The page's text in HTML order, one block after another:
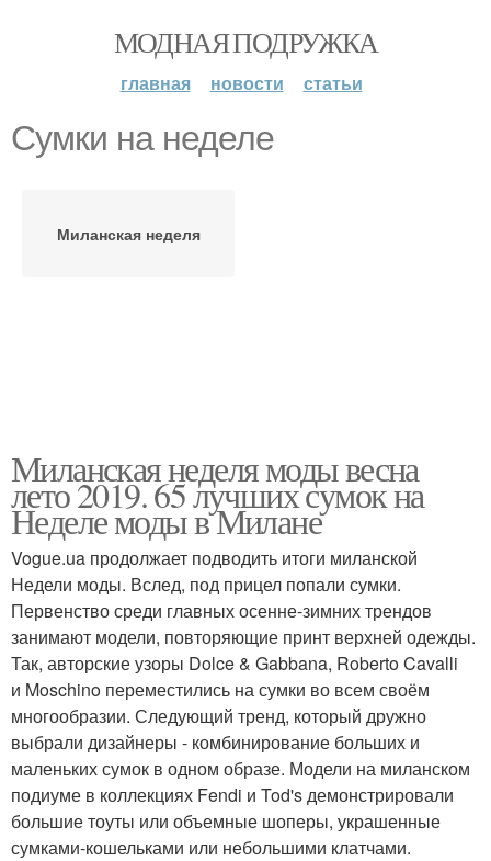
МОДНАЯ ПОДРУЖКА
главная новости статьи
Сумки на неделе
Миланская неделя
Миланская неделя моды весна
лето 2019. 65 лучших сумок на
Неделе моды в Милане
Vogue.ua продолжает подводить итоги миланской
Недели моды. Вслед, под прицел попали сумки.
Первенство среди главных осенне-зимних трендов
занимают модели, повторяющие принт верхней одежды.
Так, авторские узоры Dolce & Gabbana, Roberto Cavalli
и Moschino переместились на сумки во всем своём
многообразии. Следующий тренд, который дружно
выбрали дизайнеры - комбинирование больших и
маленьких сумок в одном образе. Модели на миланском
подиуме в коллекциях Fendi и Tod's демонстрировали
большие тоуты или объемные шоперы, украшенные
сумками-кошельками или небольшими клатчами.